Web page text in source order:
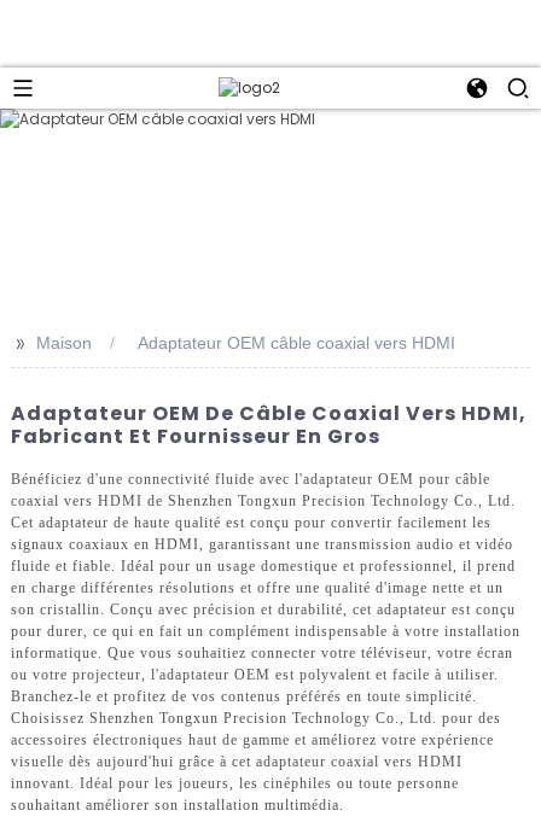
>> Maison Adaptateur OEM câble coaxial vers HDMI
Adaptateur OEM De Câble Coaxial Vers HDMI,
Fabricant Et Fournisseur En Gros
Bénéficiez d'une connectivité fluide avec l'adaptateur OEM pour câble
coaxial vers HDMI de Shenzhen Tongxun Precision Technology Co., Ltd.
Cet adaptateur de haute qualité est conçu pour convertir facilement les
signaux coaxiaux en HDMI, garantissant une transmission audio et vidéo
fluide et fiable. Idéal pour un usage domestique et professionnel, il prend
en charge différentes résolutions et offre une qualité d'image nette et un
son cristallin. Conçu avec précision et durabilité, cet adaptateur est conçu
pour durer, ce qui en fait un complément indispensable à votre installation
informatique. Que vous souhaitiez connecter votre téléviseur, votre écran
ou votre projecteur, l'adaptateur OEM est polyvalent et facile à utiliser.
Branchez-le et profitez de vos contenus préférés en toute simplicité.
Choisissez Shenzhen Tongxun Precision Technology Co., Ltd. pour des
accessoires électroniques haut de gamme et améliorez votre expérience
visuelle dès aujourd'hui grâce à cet adaptateur coaxial vers HDMI
innovant. Idéal pour les joueurs, les cinéphiles ou toute personne
souhaitant améliorer son installation multimédia.